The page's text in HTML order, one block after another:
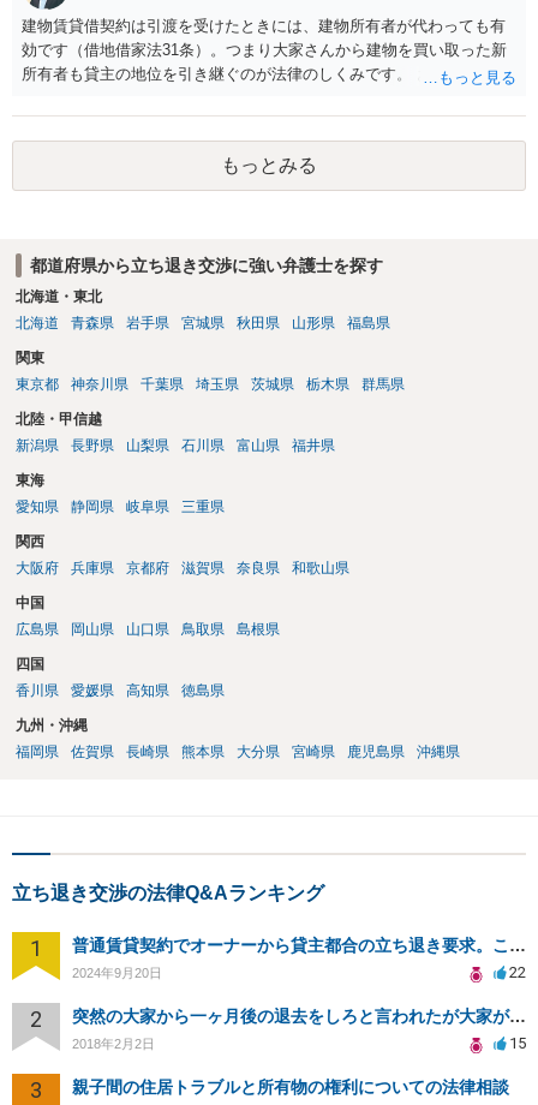
容を十分に確認し、不明点は弁護士に相談することをおすすめしま
す。
建物賃貸借契約は引渡を受けたときには、建物所有者が代わっても有
効です（借地借家法31条）。つまり大家さんから建物を買い取った新
所有者も貸主の地位を引き継ぐのが法律のしくみです。 おそらくは、
が納得いくものであれば応じても良いですが、納得できなければ断る
（家賃を支払い居住を続ける）のが良いでしょう。
もっとみる
都道府県から立ち退き交渉に強い弁護士を探す
北海道・東北
北海道
青森県 岩手県 宮城県 秋田県 山形県 福島県
関東
東京都
神奈川県 千葉県 埼玉県 茨城県 栃木県 群馬県
北陸・甲信越
新潟県
長野県 山梨県 石川県 富山県 福井県
東海
愛知県
静岡県 岐阜県 三重県
関西
大阪府
兵庫県 京都府 滋賀県 奈良県 和歌山県
中国
広島県
岡山県 山口県 鳥取県 島根県
四国
香川県
愛媛県 高知県 徳島県
九州・沖縄
福岡県
佐賀県 長崎県 熊本県 大分県 宮崎県 鹿児島県 沖縄県
立ち退き交渉の法律Q&Aランキング
1 普通賃貸契約でオーナーから貸主都合の立ち退き要求。このまま住み続けるには？
2024年9月20日 22
2 突然の大家から一ヶ月後の退去をしろと言われたが大家が損害請求に応じない
2018年2月2日 15
3 親子間の住居トラブルと所有物の権利についての法律相談